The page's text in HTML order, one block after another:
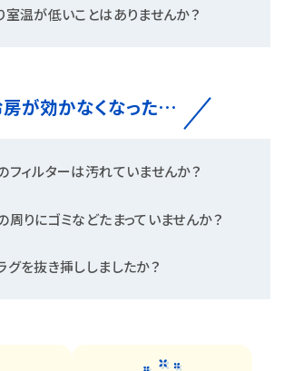
も待てない」という場合は切タイマーを
音がしないかご確認ください。
室温が低いことはありませんか？
が効かなくなった…
フィルターは汚れていませんか？
周りにゴミなどたまっていませんか？
グを抜き挿ししましたか？